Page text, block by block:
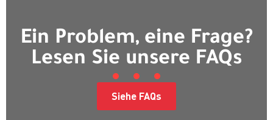
Ein Problem, eine Frage?
Lesen Sie unsere FAQs
Siehe FAQs